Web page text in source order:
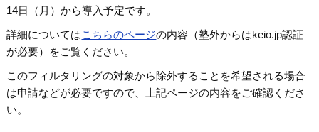
14日（月）から導入予定です。
詳細についてはこちらのページの内容（塾外からはkeio.jp認証
が必要）をご覧ください。
このフィルタリングの対象から除外することを希望される場合
は申請などが必要ですので、上記ページの内容をご確認くださ
い。